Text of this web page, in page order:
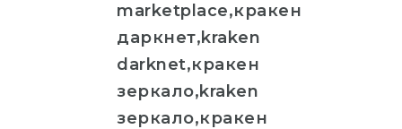
marketplace,кракен
даркнет,kraken
darknet,кракен
зеркало,kraken
зеркало,кракен